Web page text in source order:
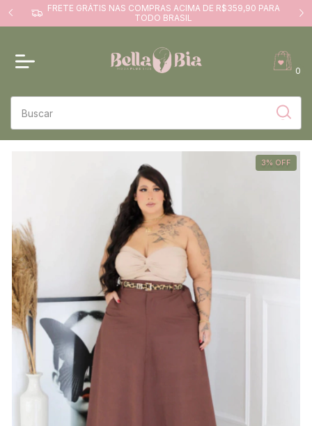
FRETE GRÁTIS NAS COMPRAS ACIMA DE R$359,90 PARA
TODO BRASIL
0
3% OFF